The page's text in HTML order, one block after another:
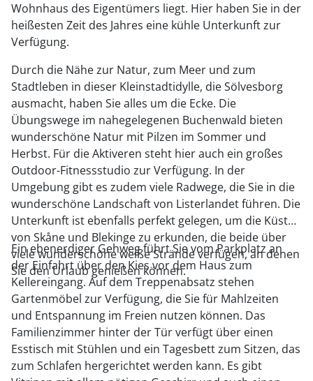
Wohnhaus des Eigentümers liegt. Hier haben Sie in der
heißesten Zeit des Jahres eine kühle Unterkunft zur
Verfügung.
Durch die Nähe zur Natur, zum Meer und zum
Stadtleben in dieser Kleinstadtidylle, die Sölvesborg
ausmacht, haben Sie alles um die Ecke. Die
Übungswege im nahegelegenen Buchenwald bieten
wunderschöne Natur mit Pilzen im Sommer und
Herbst. Für die Aktiveren steht hier auch ein großes
Outdoor-Fitnessstudio zur Verfügung. In der
Umgebung gibt es zudem viele Radwege, die Sie in die
wunderschöne Landschaft von Listerlandet führen. Die
Unterkunft ist ebenfalls perfekt gelegen, um die Küste
von Skåne und Blekinge zu erkunden, die beide über
viele wunderschöne weiße Strände verfügen, an denen
Sie den Urlaub genießen können.
Ein ebenerdiger Gehweg führt Sie vom Parkplatz an
der Einfahrt über den Kies vor dem Haus zum
Kellereingang. Auf dem Treppenabsatz stehen
Gartenmöbel zur Verfügung, die Sie für Mahlzeiten
und Entspannung im Freien nutzen können. Das
Familienzimmer hinter der Tür verfügt über einen
Esstisch mit Stühlen und ein Tagesbett zum Sitzen, das
zum Schlafen hergerichtet werden kann. Es gibt